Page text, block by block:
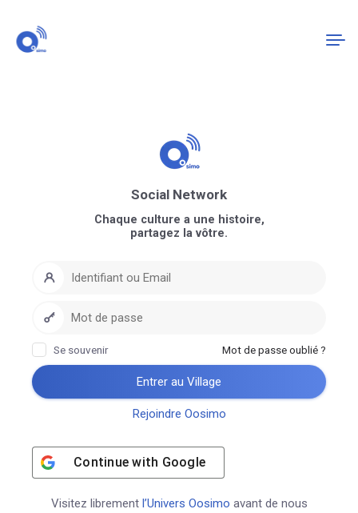
Social Network
Chaque culture a une histoire,
partagez la vôtre.
Se souvenir Mot de passe oublié ?
Entrer au Village
Rejoindre Oosimo
Continue with Google
Visitez librement l’Univers Oosimo avant de nous